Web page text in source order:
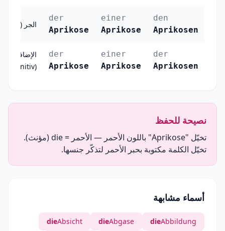
الجر (Dativ)
der
Aprikose
einer
Aprikose
den
Aprikosen
الإضافة
(Genitiv)
der
Aprikose
einer
Aprikose
der
Aprikosen
نصيحة للحفظ
تخيّل "Aprikose" باللون الأحمر — الأحمر = die (مؤنث).
تخيّل الكلمة مكتوبة بحبر الأحمر لتذكّر جنسها.
أسماء مشابهة
dieAbbildung
dieAbgase
dieAbsicht